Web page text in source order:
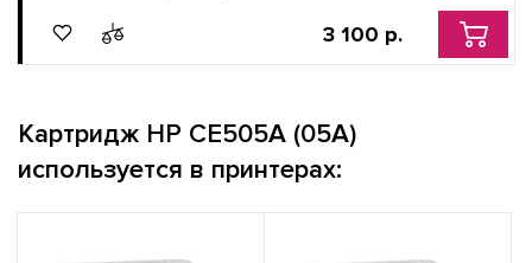
3 100 р.
Картридж HP CE505A (05A)
используется в принтерах: